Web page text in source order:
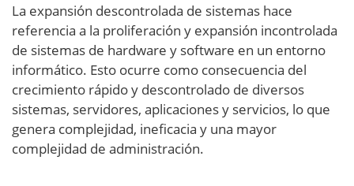
La expansión descontrolada de sistemas hace
referencia a la proliferación y expansión incontrolada
de sistemas de hardware y software en un entorno
informático. Esto ocurre como consecuencia del
crecimiento rápido y descontrolado de diversos
sistemas, servidores, aplicaciones y servicios, lo que
genera complejidad, ineficacia y una mayor
complejidad de administración.